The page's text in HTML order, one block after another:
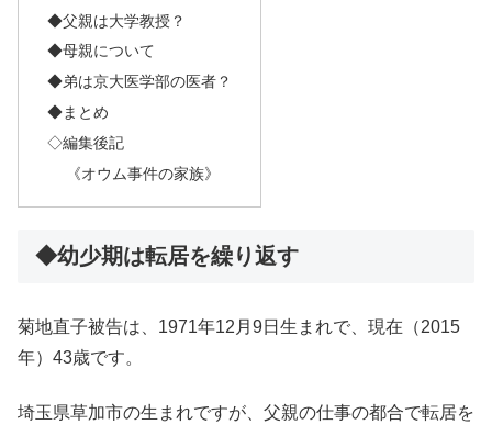
◆父親は大学教授？
◆母親について
◆弟は京大医学部の医者？
◆まとめ
◇編集後記
《オウム事件の家族》
◆幼少期は転居を繰り返す
菊地直子被告は、1971年12月9日生まれで、現在（2015
年）43歳です。
埼玉県草加市の生まれですが、父親の仕事の都合で転居を